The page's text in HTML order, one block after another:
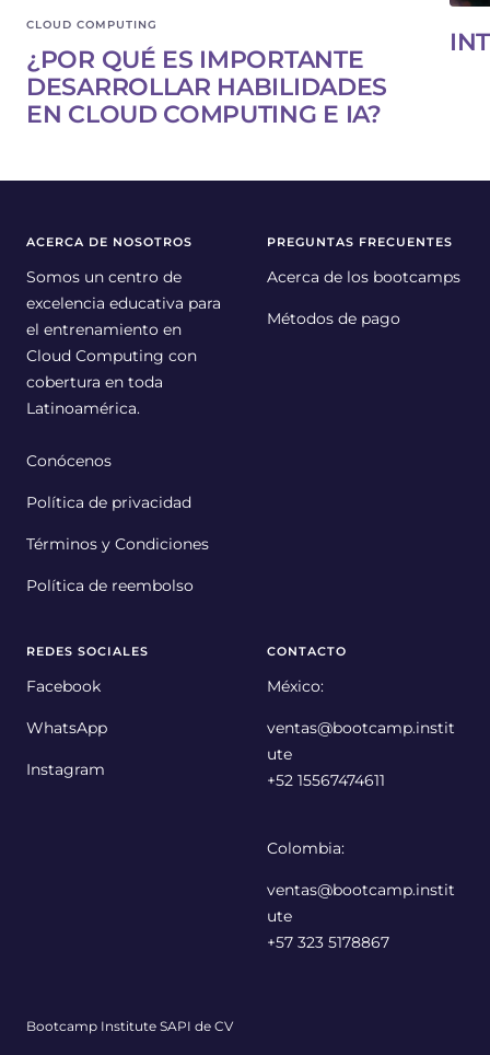
CLOUD COMPUTING
¿POR QUÉ ES IMPORTANTE
DESARROLLAR HABILIDADES
EN CLOUD COMPUTING E IA?
ACERCA DE NOSOTROS
Somos un centro de
excelencia educativa para
el entrenamiento en
Cloud Computing con
cobertura en toda
Latinoamérica.
Conócenos
Política de privacidad
Términos y Condiciones
Política de reembolso
PREGUNTAS FRECUENTES
Acerca de los bootcamps
Métodos de pago
REDES SOCIALES
Facebook
WhatsApp
Instagram
CONTACTO
México:
ventas@bootcamp.instit
ute
+52 15567474611
Colombia:
ventas@bootcamp.instit
ute
+57 323 5178867
Bootcamp Institute SAPI de CV